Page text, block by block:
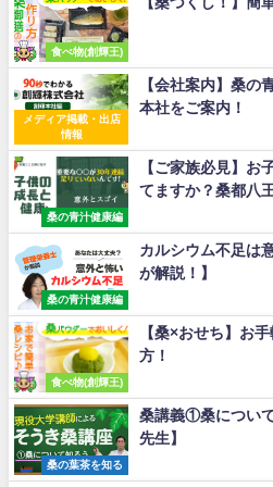
食べ物(創輝王)
メディア掲載・出店
情報
【会社案内】桑の
本社をご案内！
桑の青汁健康編
【ご家族必見】お
てますか？桑都八
桑の青汁健康編
カルシウム不足は
が解説！】
食べ物(創輝王)
【桑×おせち】お
方！
桑の葉茶を知る
桑講義①桑につい
先生】